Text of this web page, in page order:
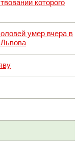
которого
умер вчера в